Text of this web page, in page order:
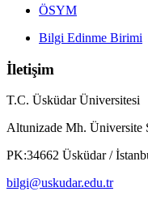
ÖSYM
Bilgi Edinme Birimi
İletişim
T.C. Üsküdar Üniversitesi
Altunizade Mh. Üniversite
PK:34662 Üsküdar /
bilgi@uskudar.edu.tr